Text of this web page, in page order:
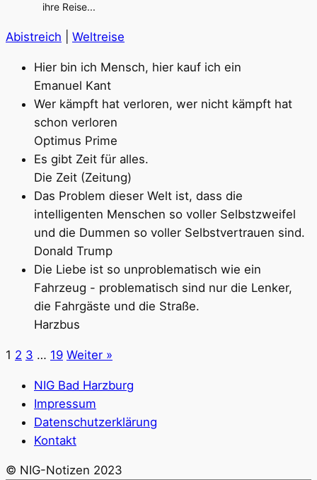
ihre Reise...
Abistreich Weltreise
Hier bin ich Mensch, hier kauf ich ein
Emanuel Kant
Wer kämpft hat verloren, wer nicht kämpft hat
schon verloren
Optimus Prime
Es gibt Zeit für alles.
Die Zeit (Zeitung)
Das Problem dieser Welt ist, dass die
intelligenten Menschen so voller Selbstzweifel
und die Dummen so voller Selbstvertrauen sind.
Donald Trump
Die Liebe ist so unproblematisch wie ein
Fahrzeug - problematisch sind nur die Lenker,
die Fahrgäste und die Straße.
Harzbus
1 2 3 … 19 Weiter »
NIG Bad Harzburg
Impressum
Datenschutzerklärung
Kontakt
© NIG-Notizen 2023